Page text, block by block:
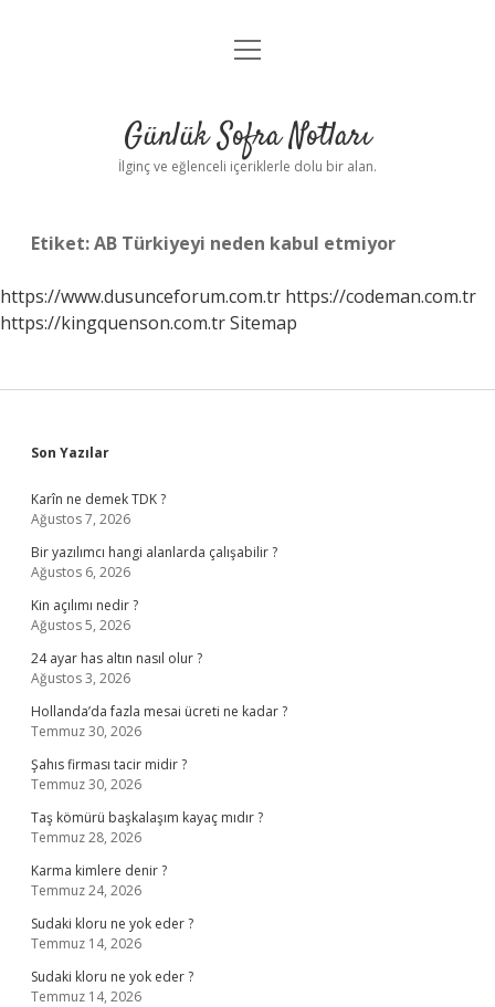
Anasayfa
Yasal Uyarı
menüyü
Günlük Sofra Notları
İlginç ve eğlenceli içeriklerle dolu bir alan.
Etiket:AB Türkiyeyi neden kabul etmiyor
https://www.dusunceforum.com.tr https://codeman.com.tr
https://kingquenson.com.trSitemap
Sidebar
Son Yazılar
Karîn ne demek TDK ?
Ağustos 7, 2026
Bir yazılımcı hangi alanlarda çalışabilir ?
Ağustos 6, 2026
Kin açılımı nedir ?
Ağustos 5, 2026
24 ayar has altın nasıl olur ?
Ağustos 3, 2026
Hollanda’da fazla mesai ücreti ne kadar ?
Temmuz 30, 2026
Şahıs firması tacir midir ?
Temmuz 30, 2026
Taş kömürü başkalaşım kayaç mıdır ?
Temmuz 28, 2026
Karma kimlere denir ?
Temmuz 24, 2026
Sudaki kloru ne yok eder ?
Temmuz 14, 2026
Sudaki kloru ne yok eder ?
Temmuz 14, 2026